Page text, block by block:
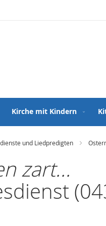
Kirche mit Kindern
und Liedpredigten
zart...